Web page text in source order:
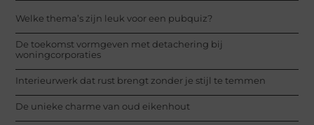
Welke thema’s zijn leuk voor een pubquiz?
De toekomst vormgeven met detachering bij
woningcorporaties
Interieurwerk dat rust brengt zonder je stijl te temmen
De unieke charme van oud eikenhout